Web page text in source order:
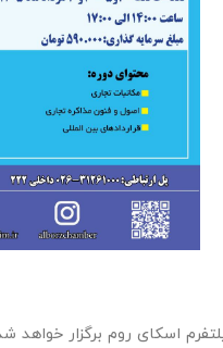
اسکای روم برگزار